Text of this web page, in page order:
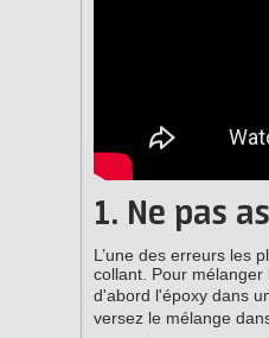
1. Ne pas
L’une des erreurs les
collant. Pour mélanger
d'abord l'époxy dans
versez le mélange